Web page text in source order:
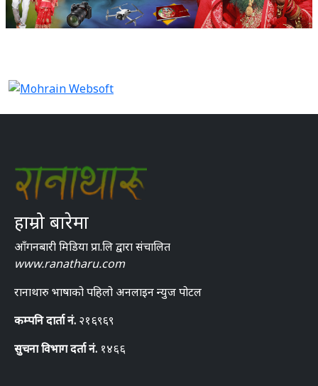
हाम्रो बारेमा
आँगनबारी मिडिया प्रा.लि द्वारा संचालित
www.ranatharu.com
रानाथारु भाषाको पहिलो अनलाइन न्युज पोटल
कम्पनि दार्ता नं. २१६९६९
सुचना विभाग दर्ता नं. १४६६